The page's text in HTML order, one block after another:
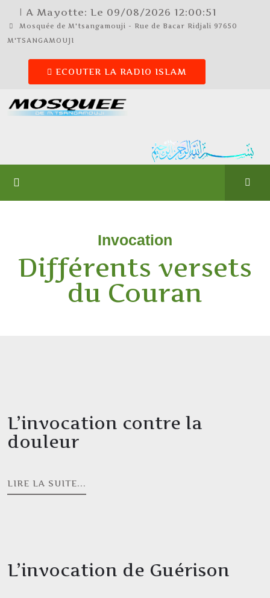
| A Mayotte: Le 09/08/2026 12:00:51
Mosquée de M'tsangamouji - Rue de Bacar Ridjali 97650
M'TSANGAMOUJI
ECOUTER LA RADIO ISLAM
Invocation
Différents versets
du Couran
L’invocation contre la
douleur
LIRE LA SUITE...
L’invocation de Guérison